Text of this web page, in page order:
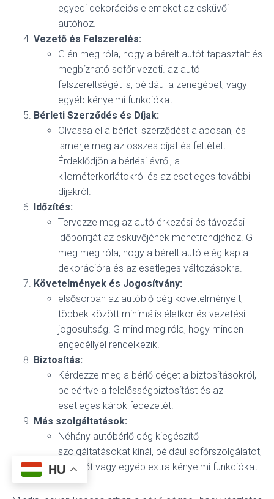
egyedi dekorációs elemeket az esküvői
autóhoz.
Vezető és Felszerelés:
G én meg róla, hogy a bérelt autót tapasztalt és
megbízható sofőr vezeti. az autó
felszereltségét is, például a zenegépet, vagy
egyéb kényelmi funkciókat.
Bérleti Szerződés és Díjak:
Olvassa el a bérleti szerződést alaposan, és
ismerje meg az összes díjat és feltételt.
Érdeklődjön a bérlési évről, a
kilométerkorlátokról és az esetleges további
díjakról.
Időzítés:
Tervezze meg az autó érkezési és távozási
időpontját az esküvőjének menetrendjéhez. G
meg meg róla, hogy a bérelt autó elég kap a
dekorációra és az esetleges változásokra.
Követelmények és Jogosítvány:
elsősorban az autóblő cég követelményeit,
többek között minimális életkor és vezetési
jogosultság. G mind meg róla, hogy minden
engedéllyel rendelkezik.
Biztosítás:
Kérdezze meg a bérlő céget a biztosításokról,
beleértve a felelősségbiztosítást és az
esetleges károk fedezetét.
Más szolgáltatások:
Néhány autóbérlő cég kiegészítő
szolgáltatásokat kínál, például sofőrszolgálatot,
pezsgőt vagy egyéb extra kényelmi funkciókat.
HU